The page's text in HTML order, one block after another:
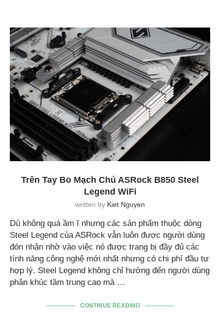
Trên Tay Bo Mạch Chủ ASRock B850 Steel
Legend WiFi
written by Kiet Nguyen
Dù không quá ầm ĩ nhưng các sản phẩm thuộc dòng
Steel Legend của ASRock vẫn luôn được người dùng
đón nhận nhờ vào việc nó được trang bị đầy đủ các
tính năng công nghệ mới nhất nhưng có chi phí đầu tư
hợp lý. Steel Legend không chỉ hướng đến người dùng
phân khúc tầm trung cao mà …
CONTINUE READING